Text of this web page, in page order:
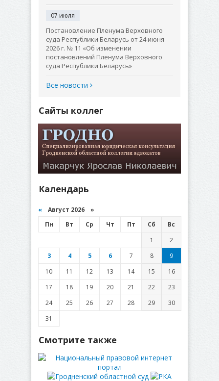
07 июля
Постановление Пленума Верховного
суда Республики Беларусь от 24 июня
2026 г. № 11 «Об изменении
постановлений Пленума Верховного
суда Республики Беларусь»
Все новости
Сайты коллег
Календарь
« Август 2026 »
Пн
Вт Ср Чт Пт Сб
Вс
1
2
3
4 5 6 7 8
9
10
11 12 13 14 15
16
17
18 19 20 21 22
23
24
25 26 27 28 29
30
31
Смотрите также